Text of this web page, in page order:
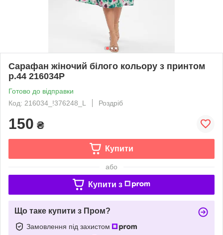
Сарафан жіночий білого кольору з принтом
р.44 216034P
Готово до відправки
Код: 216034_!376248_L
Роздріб
150 ₴
Купити
або
Купити з
Що таке купити з Пром?
Замовлення під захистом